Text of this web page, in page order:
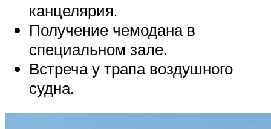
канцелярия.
Получение чемодана в
специальном зале.
Встреча у трапа воздушного
судна.